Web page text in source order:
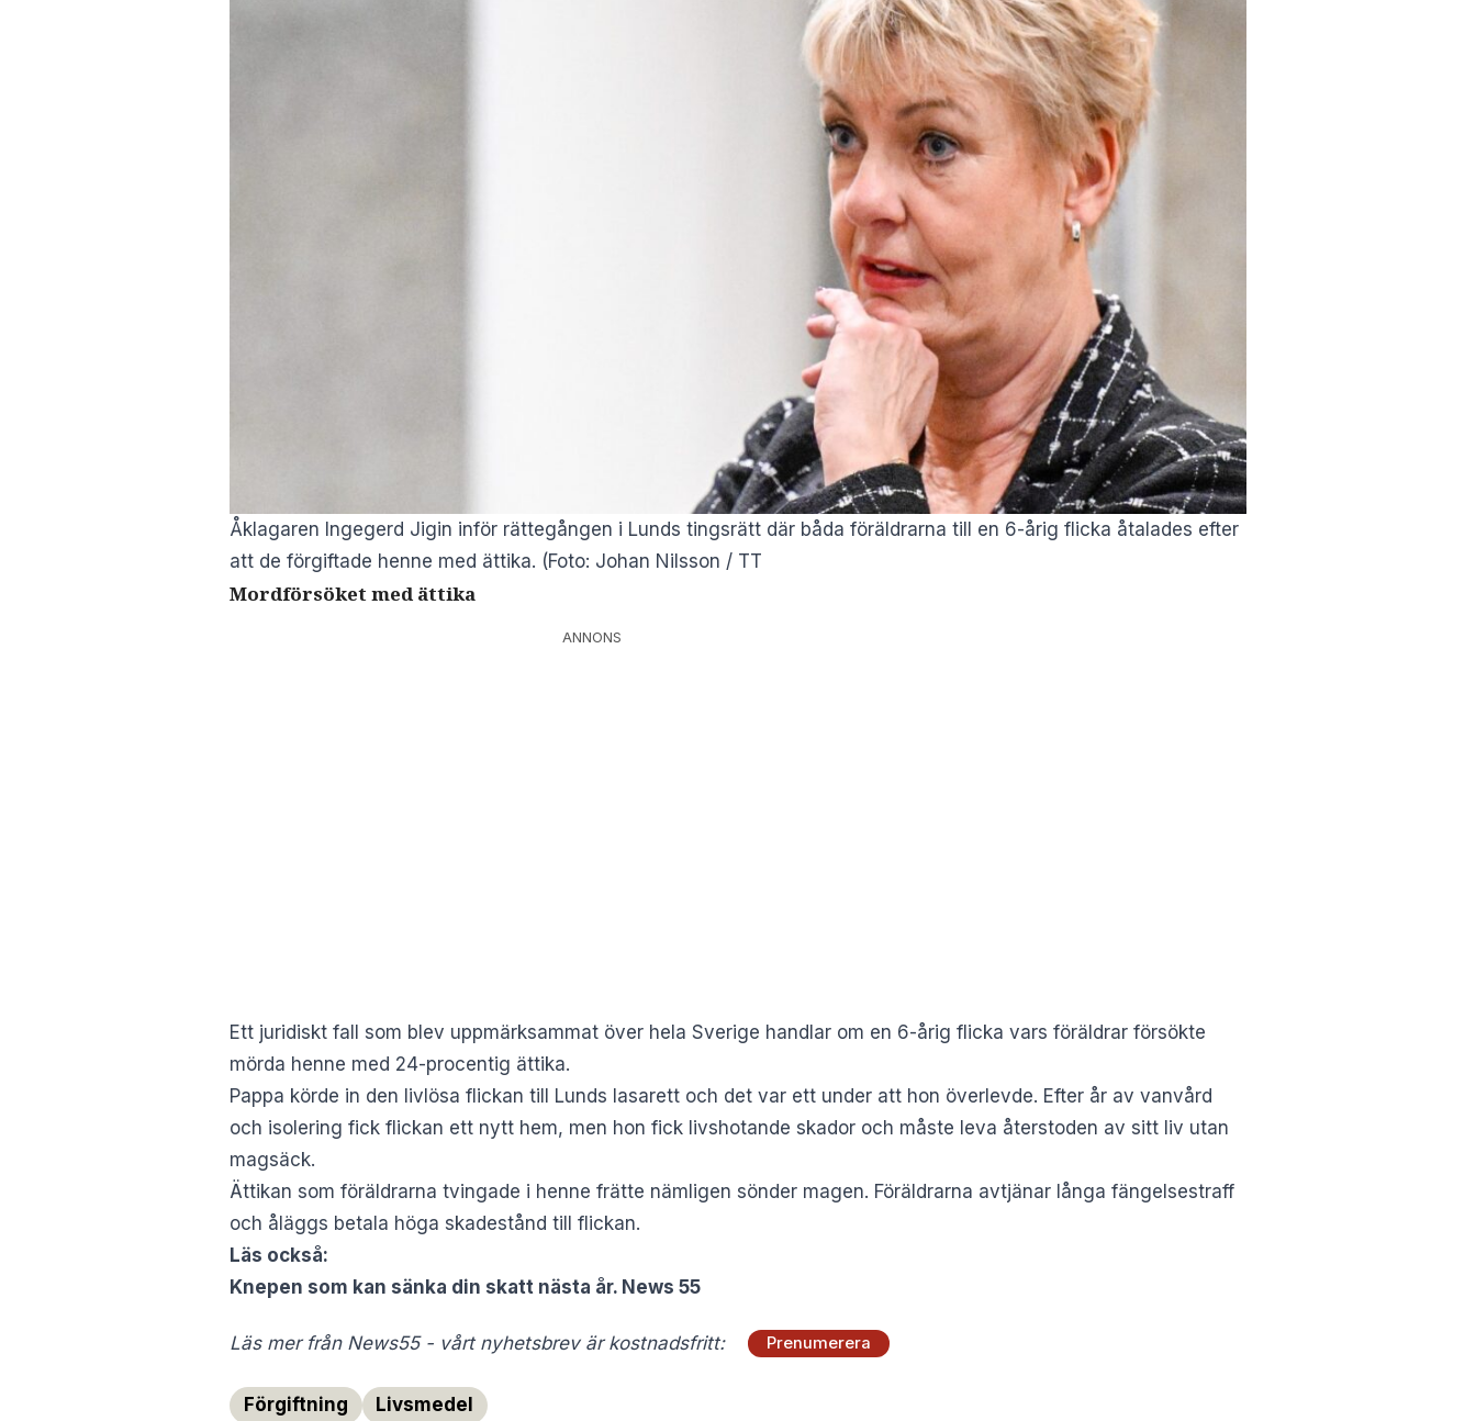
Åklagaren Ingegerd Jigin inför rättegången i Lunds tingsrätt där båda föräldrarna till en 6-årig flicka åtalades efter
att de förgiftade henne med ättika. (Foto: Johan Nilsson / TT
Mordförsöket med ättika
ANNONS
Ett juridiskt fall som blev uppmärksammat över hela Sverige handlar om en 6-årig flicka vars föräldrar försökte
mörda henne med 24-procentig ättika.
Pappa körde in den livlösa flickan till Lunds lasarett och det var ett under att hon överlevde. Efter år av vanvård
och isolering fick flickan ett nytt hem, men hon fick livshotande skador och måste leva återstoden av sitt liv utan
magsäck.
Ättikan som föräldrarna tvingade i henne frätte nämligen sönder magen. Föräldrarna avtjänar långa fängelsestraff
och åläggs betala höga skadestånd till flickan.
Läs också:
Knepen som kan sänka din skatt nästa år. News 55
Läs mer från News55 - vårt nyhetsbrev är kostnadsfritt: Prenumerera
Förgiftning Livsmedel